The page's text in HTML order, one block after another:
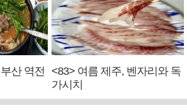
산 역전
<83> 여름 제주, 벤자리와 독
가시치